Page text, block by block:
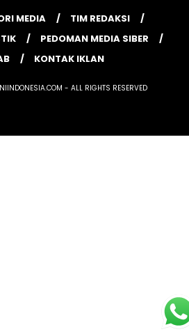
MEDIA
TIM REDAKSI
PEDOMAN MEDIA SIBER
KONTAK IKLAN
- ALL RIGHTS RESERVED